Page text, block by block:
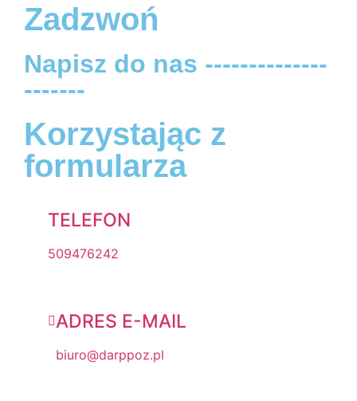
Napisz do nas --------------
-------
Korzystając z
formularza
Zadzwoń
TELEFON
509476242
ADRES E-MAIL
biuro@darppoz.pl